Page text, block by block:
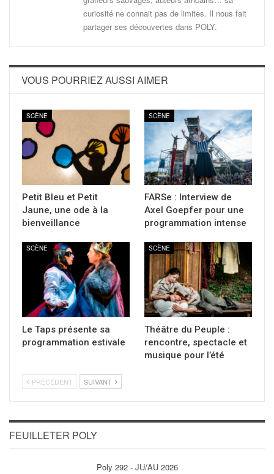
curiosité ne connait pas de limites. Il nous fait
partager ses découvertes dans POLY.
VOUS POURRIEZ AUSSI AIMER
SCÈNE
Petit Bleu et Petit
Jaune, une ode à la
bienveillance
SCÈNE
FARSe : Interview de
Axel Goepfer pour une
programmation intense
SCÈNE
Le Taps présente sa
programmation estivale
SCÈNE
Théâtre du Peuple :
rencontre, spectacle et
musique pour l’été
PRÉCÉDENT SUIVANT
FEUILLETER POLY
Poly 292 - JU/AU 2026